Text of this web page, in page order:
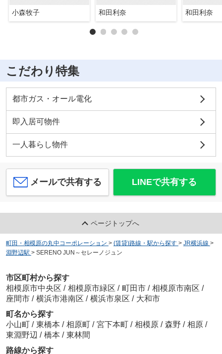
小森牧子 和田利奈 和田利奈
こだわり特集
都市ガス・オール電化
即入居可物件
一人暮らし物件
メールで共有する LINEで共有する
ページトップへ
町田・相模原の丸中コーポレーション > (賃貸)路線・駅から探す > JR横浜線 >
淵野辺駅 > SERENO JUN～セレーノジュン
市区町村から探す
相模原市中央区 / 相模原市緑区 / 町田市 / 相模原市南区 /
座間市 / 横浜市港南区 / 横浜市泉区 / 大和市
町名から探す
小山町 / 東橋本 / 相原町 / 宮下本町 / 相模原 / 森野 / 相原 /
東淵野辺 / 橋本 / 東林間
路線から探す